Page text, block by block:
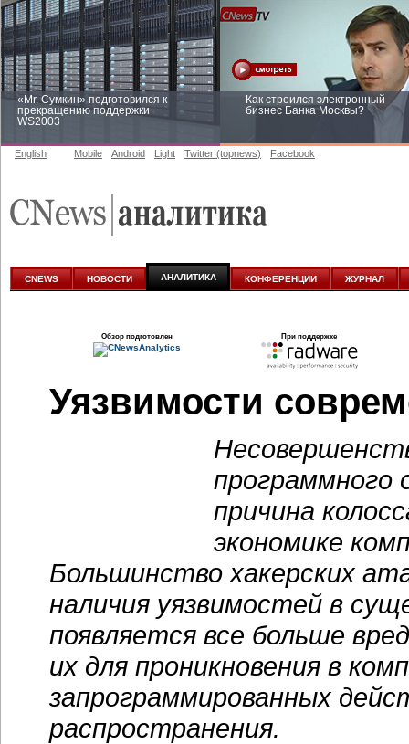
«Mr. Сумкин» подготовился к
прекращению поддержки
WS2003
Как строился электронный
бизнес Банка Москвы?
аналитике
English Mobile Android Light Twitter (topnews) Facebook
CNEWS НОВОСТИ АНАЛИТИКА КОНФЕРЕНЦИИ ЖУРНАЛ
Обзор подготовлен При поддержке
Уязвимости
программного
причина
экономике
Большинство хакерских
наличия уязвимостей в
появляется все больше
их для проникновения в
запрограммированных
распространения.